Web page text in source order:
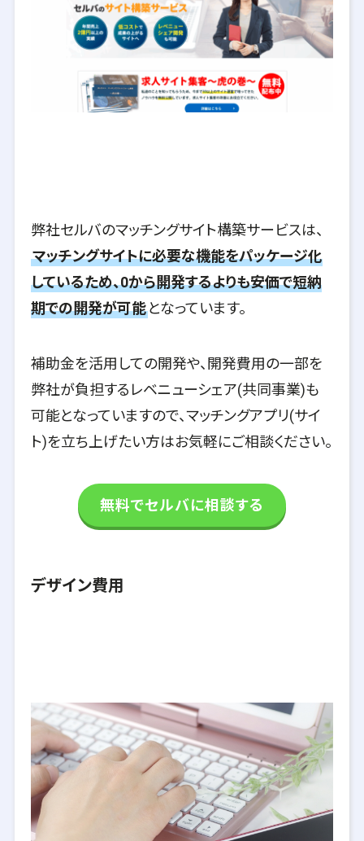
弊社セルバのマッチングサイト構築サービスは、
マッチングサイトに必要な機能をパッケージ化
しているため、0から開発するよりも安価で短納
期での開発が可能となっています。
補助金を活用しての開発や、開発費用の一部を
弊社が負担するレベニューシェア(共同事業)も
可能となっていますので、マッチングアプリ(サイ
ト)を立ち上げたい方はお気軽にご相談ください。
無料でセルバに相談する
デザイン費用